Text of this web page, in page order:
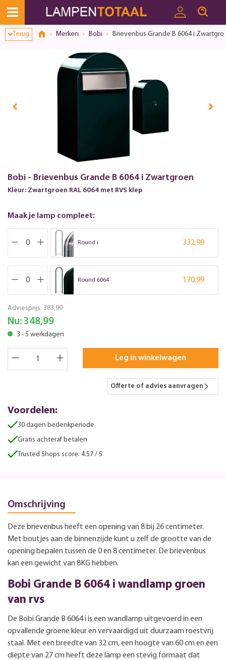
Terug Merken Bobi Brievenbus Grande B 6064 i
Bobi - Brievenbus Grande B 6064 i Zwartgroen
Kleur: Zwartgroen RAL 6064 met RVS klep
Maak je lamp compleet:
Round i 332,99
Round 6064 170,99
Adviesprijs: 383,99
Nu: 348,99
3 - 5 werkdagen
Leg in winkelwagen
Offerte of advies aanvragen
Voordelen:
30 dagen bedenkperiode
Gratis achteraf betalen
Trusted Shops score: 4.57 / 5
Omschrijving
Deze brievenbus heeft een opening van 8 bij 26 centimeter.
Met boutjes aan de binnenzijde kunt u zelf de grootte van de
opening bepalen tussen de 0 en 8 centimeter. De brievenbus
kan een gewicht van 8KG hebben.
Bobi Grande B 6064 i wandlamp groen
van rvs
De Bobi Grande B 6064 i is een wandlamp uitgevoerd in een
opvallende groene kleur en vervaardigd uit duurzaam roestvrij
staal. Met een breedte van 32 cm, een hoogte van 60 cm en een
diepte van 27 cm heeft deze lamp een stevig formaat dat
Toestemmingsvenster geopend